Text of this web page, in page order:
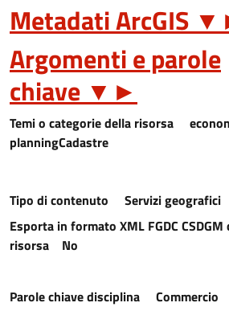
Metadati ArcGIS ▼
Argomenti e parole
chiave ▼ ►
Temi o categorie della risorsa
planningCadastre
Tipo di contenuto Servizi geografici
Esporta in formato XML FGDC
risorsa No
Parole chiave disciplina Commercio